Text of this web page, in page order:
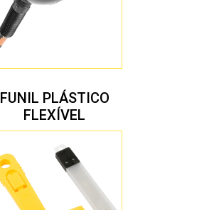
FUNIL PLÁSTICO
FLEXÍVEL